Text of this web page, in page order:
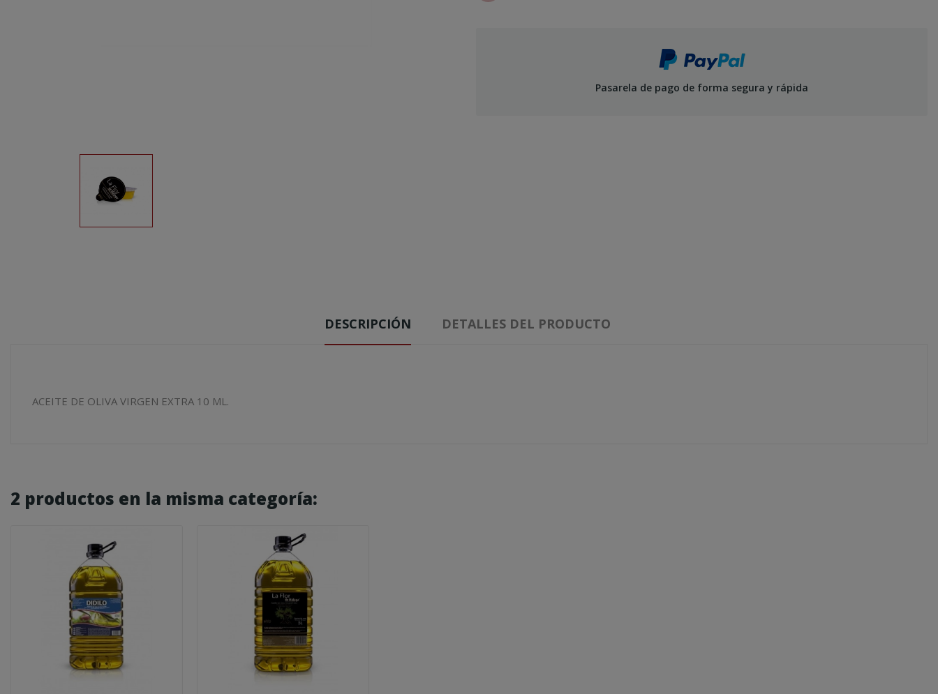
Pasarela de pago de forma segura y rápida
DESCRIPCIÓN DETALLES DEL PRODUCTO
ACEITE DE OLIVA VIRGEN EXTRA 10 ML.
2 productos en la misma categoría: